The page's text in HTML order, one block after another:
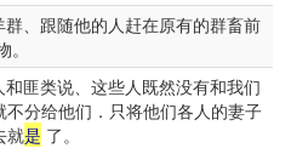
、跟随他的人赶在原有的群畜前
匪类说、这些人既然没有和我们
分给他们．只将他们各人的妻子
就是 了。